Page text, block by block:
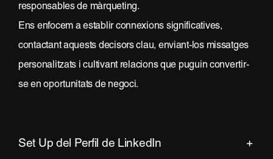
responsables de màrqueting.
Ens enfocem a establir connexions significatives,
contactant aquests decisors clau, enviant-los missatges
personalitzats i cultivant relacions que puguin convertir-
se en oportunitats de negoci.
Set Up del Perfil de LinkedIn